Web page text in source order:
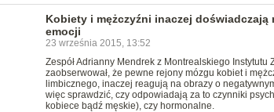
Kobiety i mężczyźni inaczej doświadczają
emocji
23 września 2015, 13:52
Zespół Adrianny Mendrek z Montrealskiego Instytutu
zaobserwował, że pewne rejony mózgu kobiet i
limbicznego, inaczej reagują na obrazy o
więc sprawdzić, czy odpowiadają za to czynniki
kobiece bądź męskie), czy hormonalne.